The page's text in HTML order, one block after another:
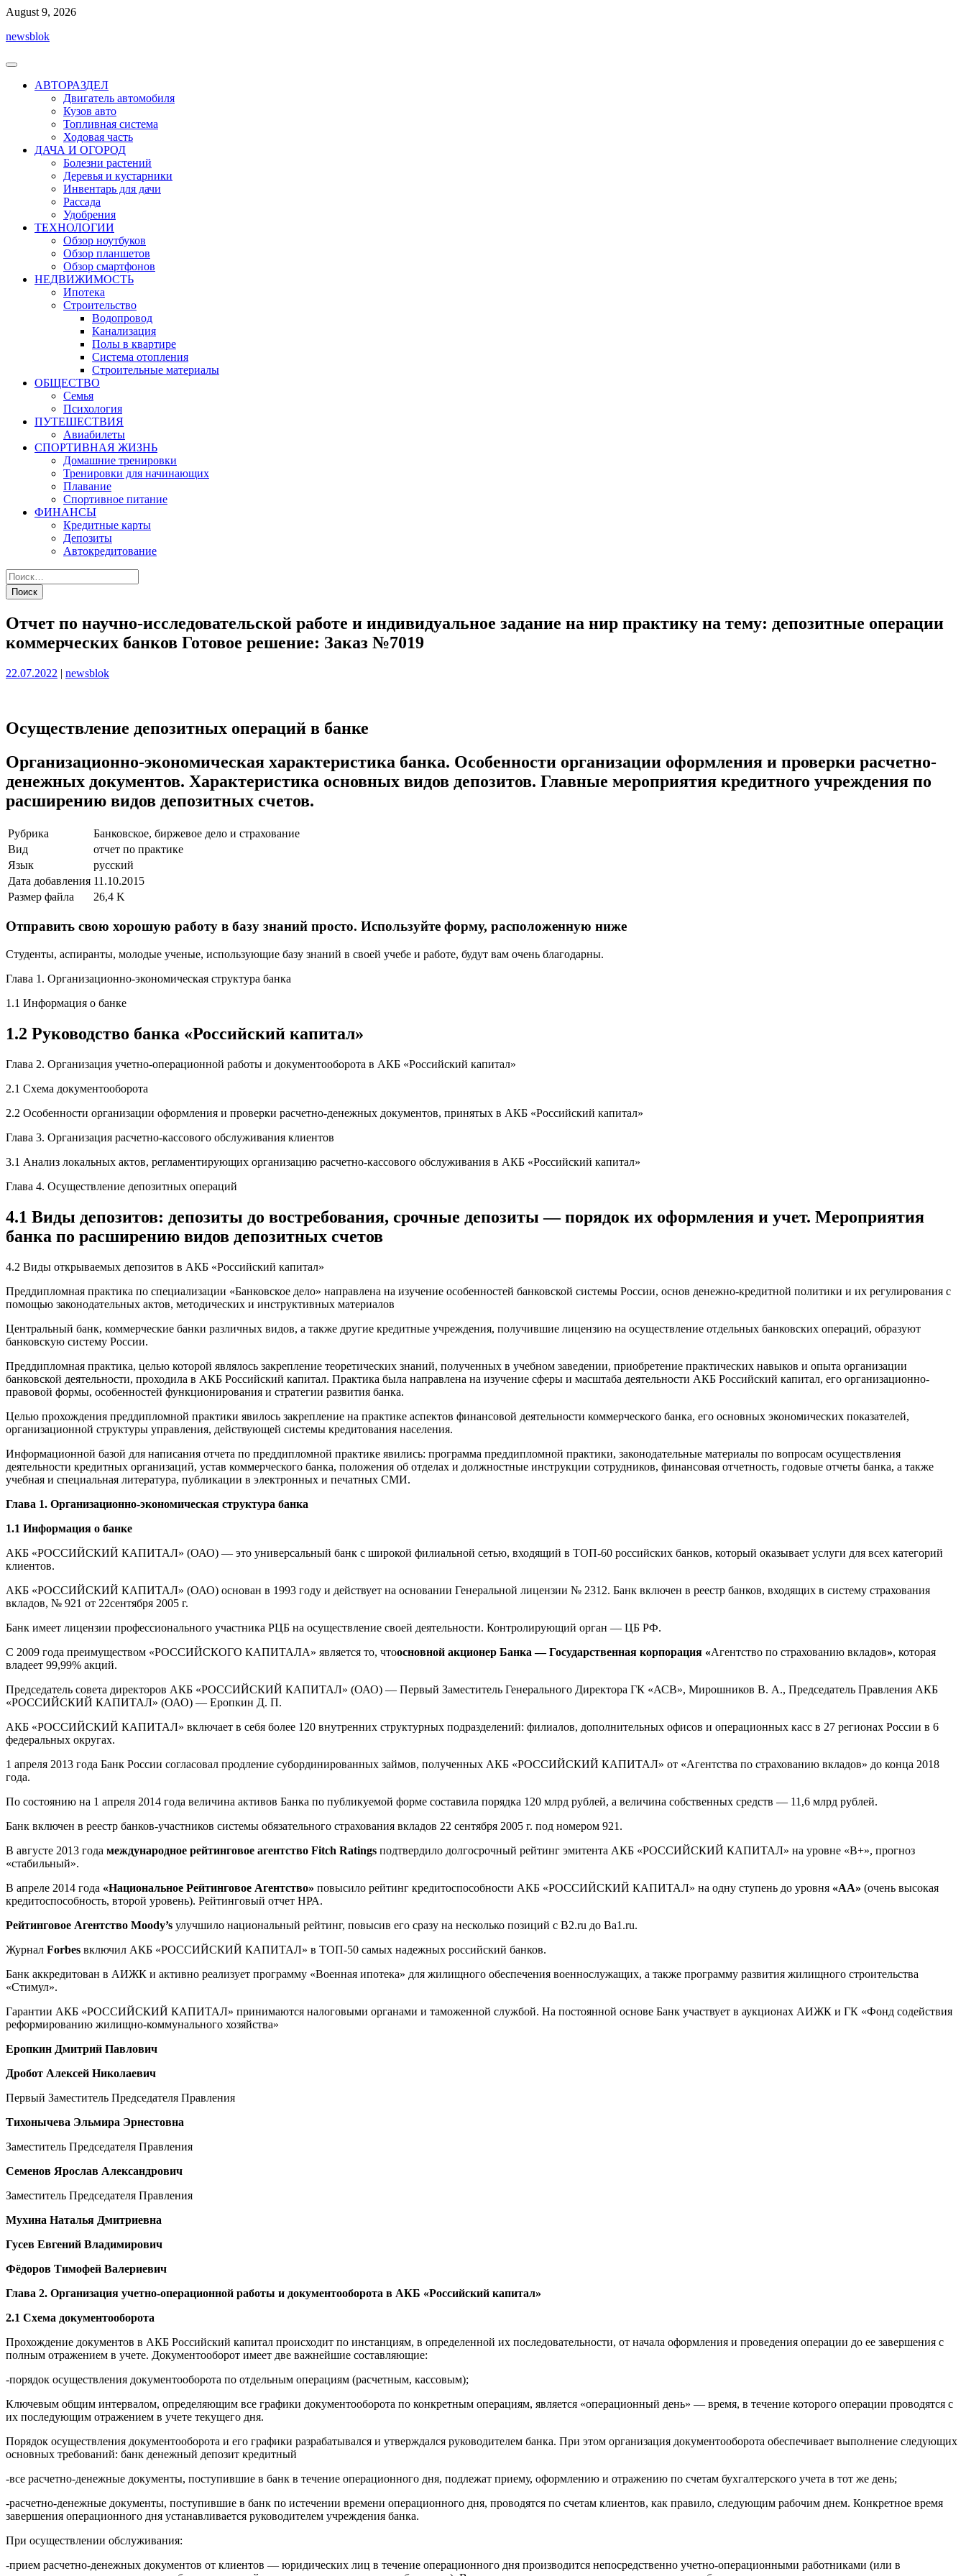
Перейти
содержимому
August 9, 2026
newsblok
АВТОРАЗДЕЛ
Двигатель автомобиля
Кузов авто
Топливная система
Ходовая часть
ДАЧА И ОГОРОД
Болезни растений
Деревья и кустарники
Инвентарь для дачи
Рассада
Удобрения
ТЕХНОЛОГИИ
Обзор ноутбуков
Обзор планшетов
Обзор смартфонов
НЕДВИЖИМОСТЬ
Ипотека
Строительство
Водопровод
Канализация
Полы в квартире
Система отопления
Строительные материалы
ОБЩЕСТВО
Семья
Психология
ПУТЕШЕСТВИЯ
Авиабилеты
СПОРТИВНАЯ ЖИЗНЬ
Домашние тренировки
Тренировки для начинающих
Плавание
Спортивное питание
ФИНАНСЫ
Кредитные карты
Депозиты
Автокредитование
Отчет по научно-исследовательской работе и индивидуальное задание на нир практику на тему: депозитные операции
коммерческих банков Готовое решение: Заказ №7019
Опубликовано
22.07.2022 | Опубликовано
newsblok
Осуществление депозитных операций в банке
Организационно-экономическая характеристика банка. Особенности организации оформления и проверки расчетно-
денежных документов. Характеристика основных видов депозитов. Главные мероприятия кредитного учреждения по
расширению видов депозитных счетов.
Рубрика
Банковское, биржевое дело и страхование
Вид
отчет по практике
Язык
русский
Дата добавления 11.10.2015
Размер файла
26,4 K
Отправить свою хорошую работу в базу знаний просто. Используйте форму, расположенную ниже
Студенты, аспиранты, молодые ученые, использующие базу знаний в своей учебе и работе, будут вам очень благодарны.
Глава 1. Организационно-экономическая структура банка
1.1 Информация о банке
1.2 Руководство банка «Российский капитал»
Глава 2. Организация учетно-операционной работы и документооборота в АКБ «Российский капитал»
2.1 Схема документооборота
2.2 Особенности организации оформления и проверки расчетно-денежных документов, принятых в АКБ «Российский капитал»
Глава 3. Организация расчетно-кассового обслуживания клиентов
3.1 Анализ локальных актов, регламентирующих организацию расчетно-кассового обслуживания в АКБ «Российский капитал»
Глава 4. Осуществление депозитных операций
4.1 Виды депозитов: депозиты до востребования, срочные депозиты — порядок их оформления и учет. Мероприятия
банка по расширению видов депозитных счетов
4.2 Виды открываемых депозитов в АКБ «Российский капитал»
Преддипломная практика по специализации «Банковское дело» направлена на изучение особенностей банковской системы России, основ денежно-кредитной политики и их регулирования с
помощью законодательных актов, методических и инструктивных материалов
Центральный банк, коммерческие банки различных видов, а также другие кредитные учреждения, получившие лицензию на осуществление отдельных банковских операций, образуют
банковскую систему России.
Преддипломная практика, целью которой являлось закрепление теоретических знаний, полученных в учебном заведении, приобретение практических навыков и опыта организации
банковской деятельности, проходила в АКБ Российский капитал. Практика была направлена на изучение сферы и масштаба деятельности АКБ Российский капитал, его организационно-
правовой формы, особенностей функционирования и стратегии развития банка.
Целью прохождения преддипломной практики явилось закрепление на практике аспектов финансовой деятельности коммерческого банка, его основных экономических показателей,
организационной структуры управления, действующей системы кредитования населения.
Информационной базой для написания отчета по преддипломной практике явились: программа преддипломной практики, законодательные материалы по вопросам осуществления
деятельности кредитных организаций, устав коммерческого банка, положения об отделах и должностные инструкции сотрудников, финансовая отчетность, годовые отчеты банка, а также
учебная и специальная литература, публикации в электронных и печатных СМИ.
Глава 1. Организационно-экономическая структура банка
1.1 Информация о банке
АКБ «РОССИЙСКИЙ КАПИТАЛ» (ОАО) — это универсальный банк с широкой филиальной сетью, входящий в ТОП-60 российских банков, который оказывает услуги для всех категорий
клиентов.
АКБ «РОССИЙСКИЙ КАПИТАЛ» (ОАО) основан в 1993 году и действует на основании Генеральной лицензии № 2312. Банк включен в реестр банков, входящих в систему страхования
вкладов, № 921 от 22сентября 2005 г.
Банк имеет лицензии профессионального участника РЦБ на осуществление своей деятельности. Контролирующий орган — ЦБ РФ.
С 2009 года преимуществом «РОССИЙСКОГО КАПИТАЛА» является то, чтоосновной акционер Банка — Государственная корпорация «Агентство по страхованию вкладов», которая
владеет 99,99% акций.
Председатель совета директоров АКБ «РОССИЙСКИЙ КАПИТАЛ» (ОАО) — Первый Заместитель Генерального Директора ГК «АСВ», Мирошников В. А., Председатель Правления АКБ
«РОССИЙСКИЙ КАПИТАЛ» (ОАО) — Еропкин Д. П.
АКБ «РОССИЙСКИЙ КАПИТАЛ» включает в себя более 120 внутренних структурных подразделений: филиалов, дополнительных офисов и операционных касс в 27 регионах России в 6
федеральных округах.
1 апреля 2013 года Банк России согласовал продление субординированных займов, полученных АКБ «РОССИЙСКИЙ КАПИТАЛ» от «Агентства по страхованию вкладов» до конца 2018
года.
По состоянию на 1 апреля 2014 года величина активов Банка по публикуемой форме составила порядка 120 млрд рублей, а величина собственных средств — 11,6 млрд рублей.
Банк включен в реестр банков-участников системы обязательного страхования вкладов 22 сентября 2005 г. под номером 921.
В августе 2013 года международное рейтинговое агентство Fitch Ratings подтвердило долгосрочный рейтинг эмитента АКБ «РОССИЙСКИЙ КАПИТАЛ» на уровне «B+», прогноз
«стабильный».
В апреле 2014 года «Национальное Рейтинговое Агентство» повысило рейтинг кредитоспособности АКБ «РОССИЙСКИЙ КАПИТАЛ» на одну ступень до уровня «АА» (очень высокая
кредитоспособность, второй уровень). Рейтинговый отчет НРА.
Рейтинговое Агентство Moody’s улучшило национальный рейтинг, повысив его сразу на несколько позиций с B2.ru до Ba1.ru.
Журнал Forbes включил АКБ «РОССИЙСКИЙ КАПИТАЛ» в ТОП-50 самых надежных российский банков.
Банк аккредитован в АИЖК и активно реализует программу «Военная ипотека» для жилищного обеспечения военнослужащих, а также программу развития жилищного строительства
«Стимул».
Гарантии АКБ «РОССИЙСКИЙ КАПИТАЛ» принимаются налоговыми органами и таможенной службой. На постоянной основе Банк участвует в аукционах АИЖК и ГК «Фонд содействия
реформированию жилищно-коммунального хозяйства»
Еропкин Дмитрий Павлович
Дробот Алексей Николаевич
Первый Заместитель Председателя Правления
Тихонычева Эльмира Эрнестовна
Заместитель Председателя Правления
Семенов Ярослав Александрович
Заместитель Председателя Правления
Мухина Наталья Дмитриевна
Гусев Евгений Владимирович
Фёдоров Тимофей Валериевич
Глава 2. Организация учетно-операционной работы и документооборота в АКБ «Российский капитал»
2.1 Схема документооборота
Прохождение документов в АКБ Российский капитал происходит по инстанциям, в определенной их последовательности, от начала оформления и проведения операции до ее завершения с
полным отражением в учете. Документооборот имеет две важнейшие составляющие:
-порядок осуществления документооборота по отдельным операциям (расчетным, кассовым);
Ключевым общим интервалом, определяющим все графики документооборота по конкретным операциям, является «операционный день» — время, в течение которого операции проводятся с
их последующим отражением в учете текущего дня.
Порядок осуществления документооборота и его графики разрабатывался и утверждался руководителем банка. При этом организация документооборота обеспечивает выполнение следующих
основных требований: банк денежный депозит кредитный
-все расчетно-денежные документы, поступившие в банк в течение операционного дня, подлежат приему, оформлению и отражению по счетам бухгалтерского учета в тот же день;
-расчетно-денежные документы, поступившие в банк по истечении времени операционного дня, проводятся по счетам клиентов, как правило, следующим рабочим днем. Конкретное время
завершения операционного дня устанавливается руководителем учреждения банка.
При осуществлении обслуживания:
-прием расчетно-денежных документов от клиентов — юридических лиц в течение операционного дня производится непосредственно учетно-операционными работниками (или в